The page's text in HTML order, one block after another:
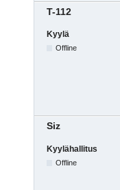
T-112
Kyylä
Offline
Siz
Kyylähallitus
Offline